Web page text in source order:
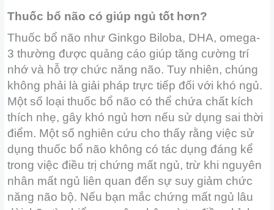
Thuốc bổ não có giúp ngủ tốt hơn?
Thuốc bổ não như Ginkgo Biloba, DHA, omega-
3 thường được quảng cáo giúp tăng cường trí
nhớ và hỗ trợ chức năng não. Tuy nhiên, chúng
không phải là giải pháp trực tiếp đối với khó ngủ.
Một số loại thuốc bổ não có thể chứa chất kích
thích nhẹ, gây khó ngủ hơn nếu sử dụng sai thời
điểm. Một số nghiên cứu cho thấy rằng việc sử
dụng thuốc bổ não không có tác dụng đáng kể
trong việc điều trị chứng mất ngủ, trừ khi nguyên
nhân mất ngủ liên quan đến sự suy giảm chức
năng não bộ. Nếu bạn mắc chứng mất ngủ lâu